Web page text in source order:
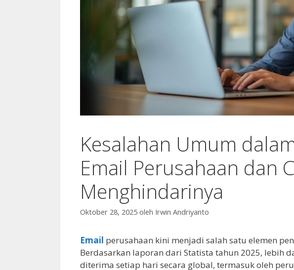
Kesalahan Umum
Email Perusahaan dan
Menghindarinya
Oktober 28, 2025 oleh Irwin Andriyanto
Email perusahaan kini menjadi salah satu elemen
Berdasarkan laporan dari Statista tahun 2025, lebih
diterima setiap hari secara global, termasuk oleh